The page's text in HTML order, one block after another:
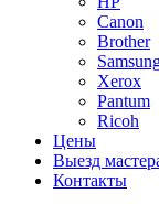
Canon
Brother
Xerox
Pantum
Ricoh
Цены
Выезд
Контакты